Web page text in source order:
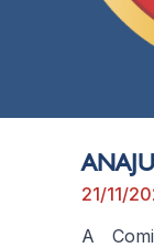
21/11/
A